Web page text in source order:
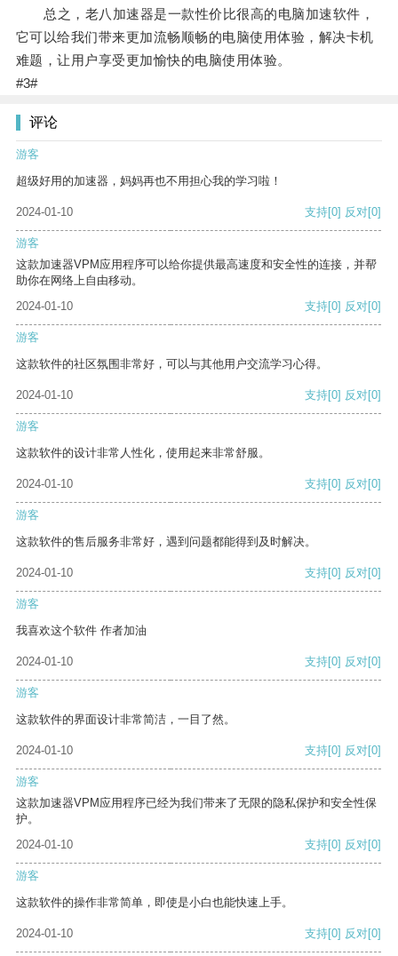
总之，老八加速器是一款性价比很高的电脑加速软件，
它可以给我们带来更加流畅顺畅的电脑使用体验，解决卡机
难题，让用户享受更加愉快的电脑使用体验。
#3#
评论
游客
超级好用的加速器，妈妈再也不用担心我的学习啦！
2024-01-10 支持[0] 反对[0]
游客
这款加速器VPM应用程序可以给你提供最高速度和安全性的连接，并帮
助你在网络上自由移动。
2024-01-10
支持[0] 反对[0]
游客
这款软件的社区氛围非常好，可以与其他用户交流学习心得。
2024-01-10 支持[0] 反对[0]
游客
这款软件的设计非常人性化，使用起来非常舒服。
2024-01-10 支持[0] 反对[0]
游客
这款软件的售后服务非常好，遇到问题都能得到及时解决。
2024-01-10 支持[0] 反对[0]
游客
我喜欢这个软件 作者加油
2024-01-10 支持[0] 反对[0]
游客
这款软件的界面设计非常简洁，一目了然。
2024-01-10 支持[0] 反对[0]
游客
这款加速器VPM应用程序已经为我们带来了无限的隐私保护和安全性保
护。
2024-01-10
支持[0] 反对[0]
游客
这款软件的操作非常简单，即使是小白也能快速上手。
2024-01-10 支持[0] 反对[0]